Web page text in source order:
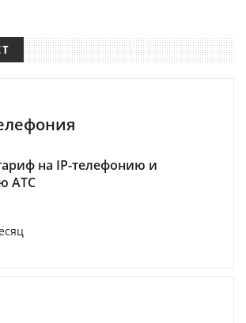
на IP-телефонию и
АТС